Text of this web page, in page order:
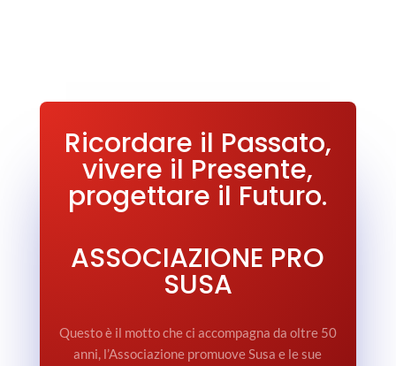
Ricordare il Passato,
vivere il Presente,
progettare il Futuro.
ASSOCIAZIONE PRO
SUSA
Questo è il motto che ci accompagna da oltre 50
anni, l’Associazione promuove Susa e le sue